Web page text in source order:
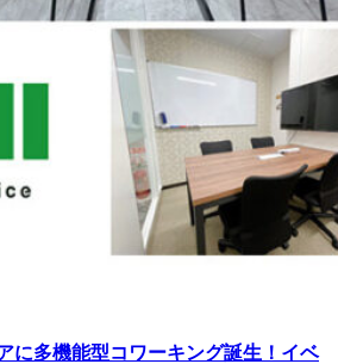
に多機能型コワーキング誕生！イベ